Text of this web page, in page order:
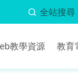
全站搜尋
教學資源 教育